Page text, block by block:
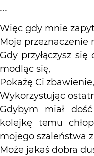
...
Więc gdy mnie
Moje przeznaczenie
Gdy przyłączysz
modląc się,
Pokażę Ci
Wykorzystując
Gdybym miał
kolejkę temu
mojego szaleństwa
Może jakaś dobra